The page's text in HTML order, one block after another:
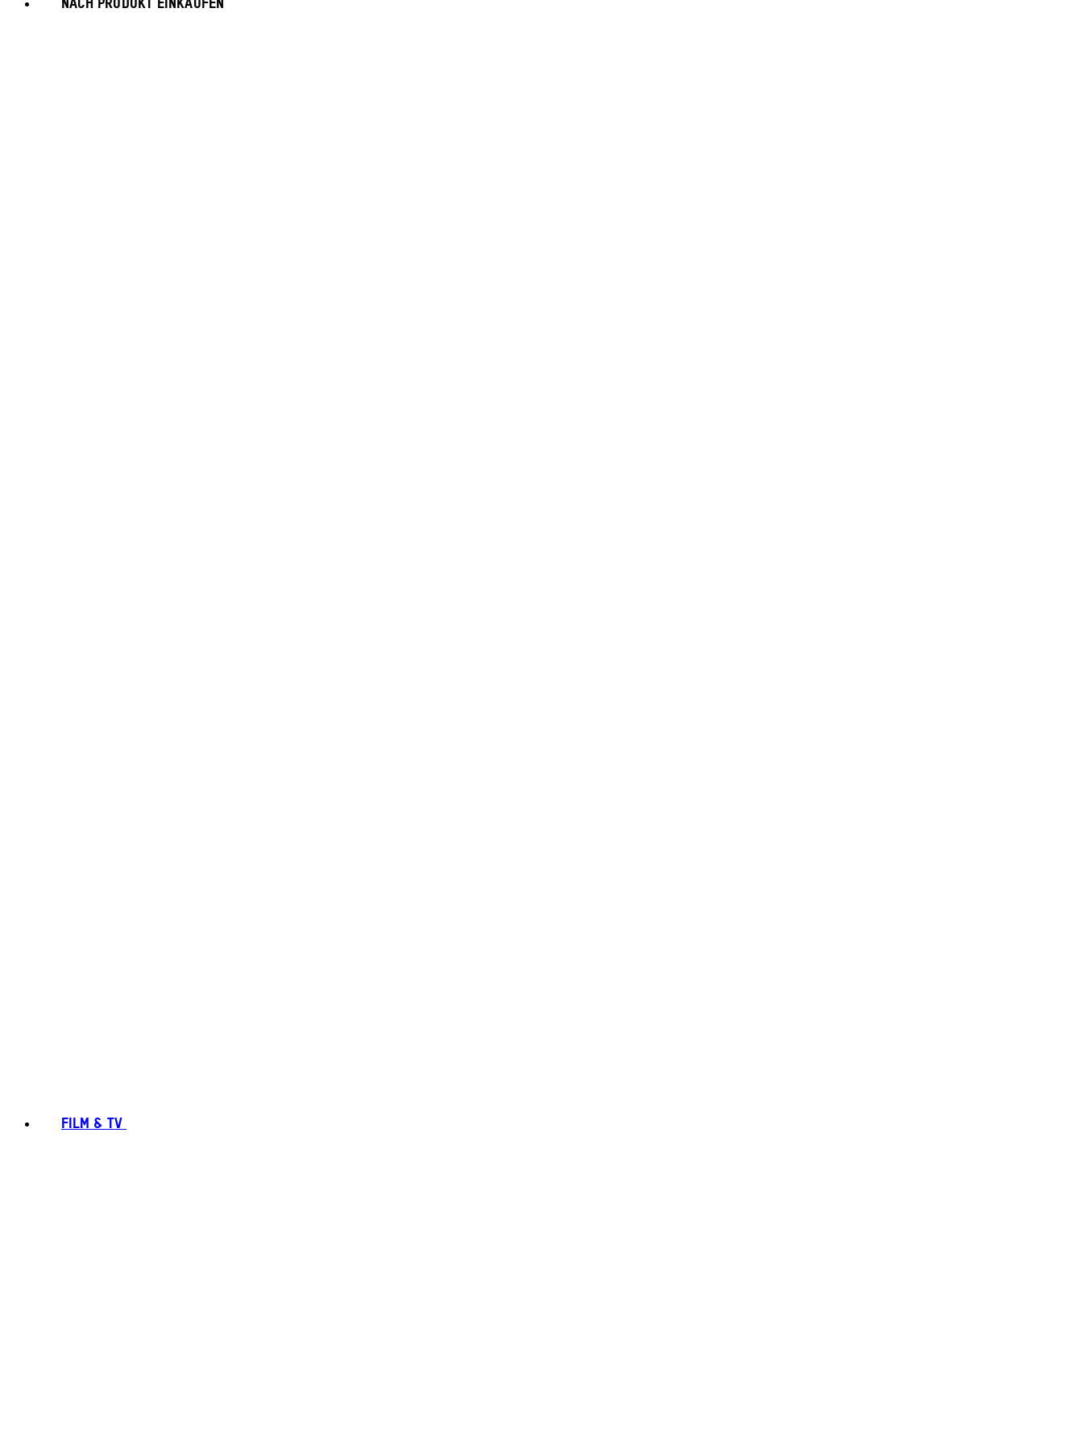
FILM & TV